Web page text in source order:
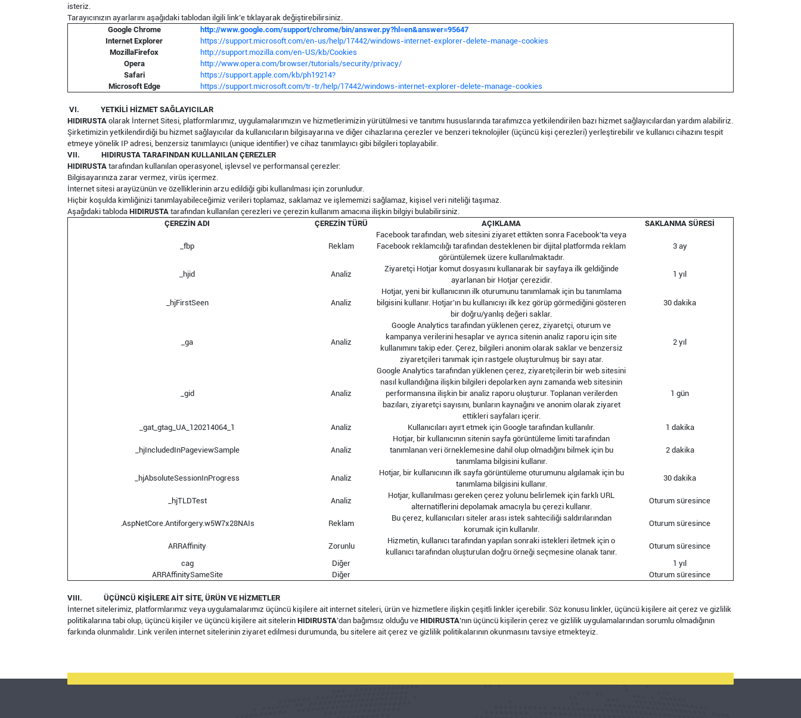
isteriz.
Tarayıcınızın ayarlarını aşağıdaki tablodan ilgili link’e tıklayarak değiştirebilirsiniz.
Google Chrome
http://www.google.com/support/chrome/bin/answer.py?hl=en&answer=95647
Internet Explorer
https://support.microsoft.com/en-us/help/17442/windows-internet-explorer-delete-manage-cookies
MozillaFirefox
http://support.mozilla.com/en-US/kb/Cookies
Opera
http://www.opera.com/browser/tutorials/security/privacy/
Safari
https://support.apple.com/kb/ph19214?
Microsoft Edge
https://support.microsoft.com/tr-tr/help/17442/windows-internet-explorer-delete-manage-cookies
VI. YETKİLİ HİZMET SAĞLAYICILAR
HIDIRUSTA olarak İnternet Sitesi, platformlarımız, uygulamalarımızın ve hizmetlerimizin yürütülmesi ve tanıtımı hususlarında tarafımızca yetkilendirilen bazı hizmet sağlayıcılardan yardım alabiliriz.
Şirketimizin yetkilendirdiği bu hizmet sağlayıcılar da kullanıcıların bilgisayarına ve diğer cihazlarına çerezler ve benzeri teknolojiler (üçüncü kişi çerezleri) yerleştirebilir ve kullanıcı cihazını tespit
etmeye yönelik IP adresi, benzersiz tanımlayıcı (unique identifier) ve cihaz tanımlayıcı gibi bilgileri toplayabilir.
VII. HIDIRUSTA TARAFINDAN KULLANILAN ÇEREZLER
HIDIRUSTA tarafından kullanılan operasyonel, işlevsel ve performansal çerezler:
Bilgisayarınıza zarar vermez, virüs içermez.
İnternet sitesi arayüzünün ve özelliklerinin arzu edildiği gibi kullanılması için zorunludur.
Hiçbir koşulda kimliğinizi tanımlayabileceğimiz verileri toplamaz, saklamaz ve işlememizi sağlamaz, kişisel veri niteliği taşımaz.
Aşağıdaki tabloda HIDIRUSTA tarafından kullanılan çerezleri ve çerezin kullanım amacına ilişkin bilgiyi bulabilirsiniz.
ÇEREZİN ADI
ÇEREZİN TÜRÜ AÇIKLAMA SAKLANMA SÜRESİ
_fbp Reklam
Facebook tarafından, web sitesini ziyaret ettikten sonra Facebook'ta veya
Facebook reklamcılığı tarafından desteklenen bir dijital platformda reklam
görüntülemek üzere kullanılmaktadır.
3 ay
_hjid Analiz
Ziyaretçi Hotjar komut dosyasını kullanarak bir sayfaya ilk geldiğinde
ayarlanan bir Hotjar çerezidir.
1 yıl
_hjFirstSeen Analiz
Hotjar, yeni bir kullanıcının ilk oturumunu tanımlamak için bu tanımlama
bilgisini kullanır. Hotjar'ın bu kullanıcıyı ilk kez görüp görmediğini gösteren
bir doğru/yanlış değeri saklar.
30 dakika
_ga Analiz
Google Analytics tarafından yüklenen çerez, ziyaretçi, oturum ve
kampanya verilerini hesaplar ve ayrıca sitenin analiz raporu için site
kullanımını takip eder. Çerez, bilgileri anonim olarak saklar ve benzersiz
ziyaretçileri tanımak için rastgele oluşturulmuş bir sayı atar.
2 yıl
_gid Analiz
Google Analytics tarafından yüklenen çerez, ziyaretçilerin bir web sitesini
nasıl kullandığına ilişkin bilgileri depolarken aynı zamanda web sitesinin
performansına ilişkin bir analiz raporu oluşturur. Toplanan verilerden
bazıları, ziyaretçi sayısını, bunların kaynağını ve anonim olarak ziyaret
ettikleri sayfaları içerir.
1 gün
_gat_gtag_UA_120214064_1 Analiz Kullanıcıları ayırt etmek için Google tarafından kullanılır. 1 dakika
_hjIncludedInPageviewSample Analiz
Hotjar, bir kullanıcının sitenin sayfa görüntüleme limiti tarafından
tanımlanan veri örneklemesine dahil olup olmadığını bilmek için bu
tanımlama bilgisini kullanır.
2 dakika
_hjAbsoluteSessionInProgress Analiz
Hotjar, bir kullanıcının ilk sayfa görüntüleme oturumunu algılamak için bu
tanımlama bilgisini kullanır.
30 dakika
_hjTLDTest Analiz
Hotjar, kullanılması gereken çerez yolunu belirlemek için farklı URL
alternatiflerini depolamak amacıyla bu çerezi kullanır.
Oturum süresince
.AspNetCore.Antiforgery.w5W7x28NAIs Reklam
Bu çerez, kullanıcıları siteler arası istek sahteciliği saldırılarından
korumak için kullanılır.
Oturum süresince
ARRAffinity Zorunlu
Hizmetin, kullanıcı tarafından yapılan sonraki istekleri iletmek için o
kullanıcı tarafından oluşturulan doğru örneği seçmesine olanak tanır.
Oturum süresince
cag
Diğer
1 yıl
ARRAffinitySameSite
Diğer Oturum süresince
VIII. ÜÇÜNCÜ KİŞİLERE AİT SİTE, ÜRÜN VE HİZMETLER
İnternet sitelerimiz, platformlarımız veya uygulamalarımız üçüncü kişilere ait internet siteleri, ürün ve hizmetlere ilişkin çeşitli linkler içerebilir. Söz konusu linkler, üçüncü kişilere ait çerez ve gizlilik
politikalarına tabi olup, üçüncü kişiler ve üçüncü kişilere ait sitelerin HIDIRUSTA’dan bağımsız olduğu ve HIDIRUSTA’nın üçüncü kişilerin çerez ve gizlilik uygulamalarından sorumlu olmadığının
farkında olunmalıdır. Link verilen internet sitelerinin ziyaret edilmesi durumunda, bu sitelere ait çerez ve gizlilik politikalarının okunmasını tavsiye etmekteyiz.